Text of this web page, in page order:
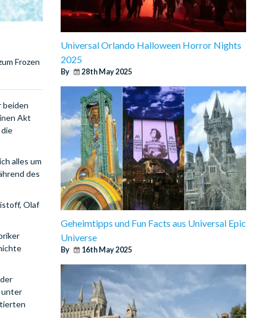
Frozen
beiden
Akt
alles um
des
Olaf
unter
Universal Orlando Halloween Horror Nights
2025
By 28th May 2025
Geheimtipps und Fun Facts aus Universal Epic
Universe
By 16th May 2025